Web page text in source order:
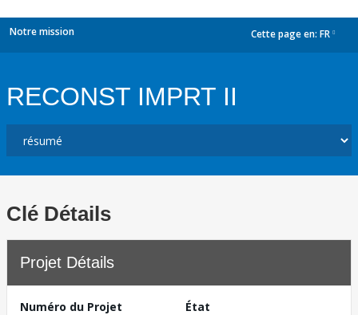
Notre mission Cette page en: FR
RECONST IMPRT II
Clé Détails
Projet Détails
Numéro du Projet
État